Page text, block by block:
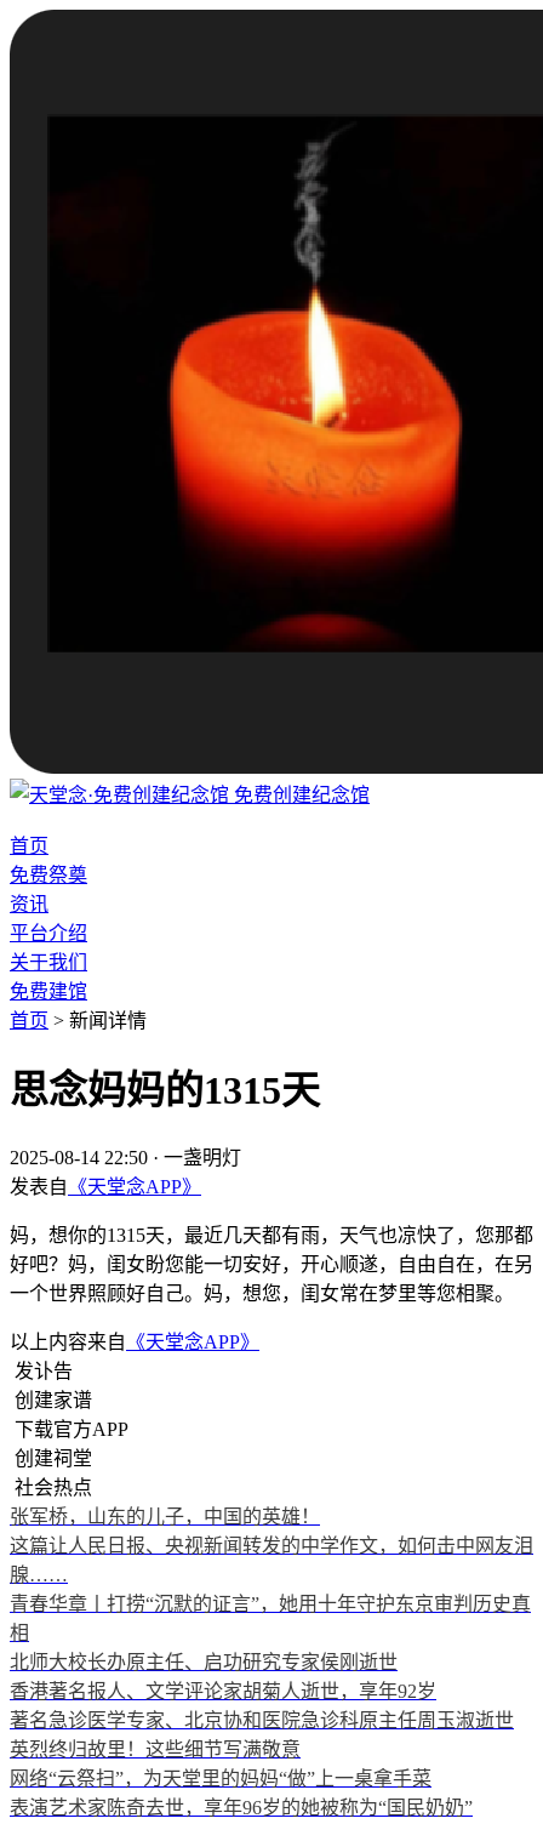
免费创建纪念馆
首页
免费祭奠
资讯
平台介绍
关于我们
免费建馆
首页 > 新闻详情
思念妈妈的1315天
2025-08-14 22:50 · 一盏明灯
发表自 《天堂念APP》
妈，想你的1315天，最近几天都有雨，天气也凉快了，您那都
好吧？妈，闺女盼您能一切安好，开心顺遂，自由自在，在另
一个世界照顾好自己。妈，想您，闺女常在梦里等您相聚。
以上内容来自 《天堂念APP》
发讣告
创建家谱
下载官方APP
创建祠堂
社会热点
张军桥，山东的儿子，中国的英雄！
这篇让人民日报、央视新闻转发的中学作文，如何击中网友泪
腺……
青春华章丨打捞“沉默的证言”，她用十年守护东京审判历史真
相
北师大校长办原主任、启功研究专家侯刚逝世
香港著名报人、文学评论家胡菊人逝世，享年92岁
著名急诊医学专家、北京协和医院急诊科原主任周玉淑逝世
英烈终归故里！这些细节写满敬意
网络“云祭扫”，为天堂里的妈妈“做”上一桌拿手菜
表演艺术家陈奇去世，享年96岁的她被称为“国民奶奶”